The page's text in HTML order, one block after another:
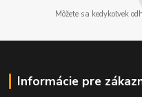
Môžete sa kedykoľvek
Informácie pre